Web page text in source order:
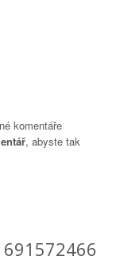
komentáře
, abyste tak